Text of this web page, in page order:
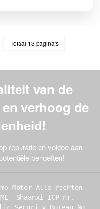
Totaal 13 pagina's
van de
verhoog de
reputatie en voldoe aan
behoeften!
Motor Alle rechten
Shaanxi ICP nr.
Security Bureau No.